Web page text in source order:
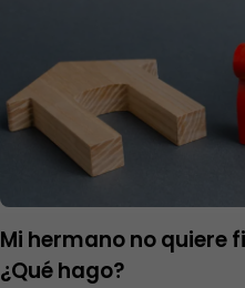
Mi hermano no quiere firmar la herencia
¿Qué hago?